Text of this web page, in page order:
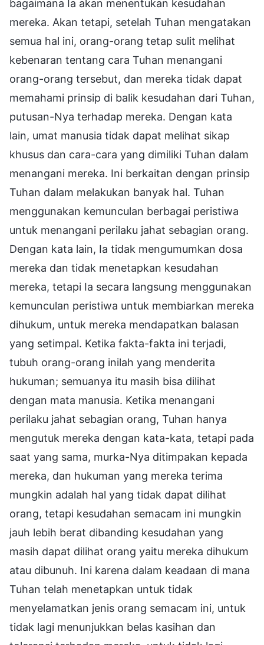
bagaimana Ia akan menentukan kesudahan
mereka. Akan tetapi, setelah Tuhan mengatakan
semua hal ini, orang-orang tetap sulit melihat
kebenaran tentang cara Tuhan menangani
orang-orang tersebut, dan mereka tidak dapat
memahami prinsip di balik kesudahan dari Tuhan,
putusan-Nya terhadap mereka. Dengan kata
lain, umat manusia tidak dapat melihat sikap
khusus dan cara-cara yang dimiliki Tuhan dalam
menangani mereka. Ini berkaitan dengan prinsip
Tuhan dalam melakukan banyak hal. Tuhan
menggunakan kemunculan berbagai peristiwa
untuk menangani perilaku jahat sebagian orang.
Dengan kata lain, Ia tidak mengumumkan dosa
mereka dan tidak menetapkan kesudahan
mereka, tetapi Ia secara langsung menggunakan
kemunculan peristiwa untuk membiarkan mereka
dihukum, untuk mereka mendapatkan balasan
yang setimpal. Ketika fakta-fakta ini terjadi,
tubuh orang-orang inilah yang menderita
hukuman; semuanya itu masih bisa dilihat
dengan mata manusia. Ketika menangani
perilaku jahat sebagian orang, Tuhan hanya
mengutuk mereka dengan kata-kata, tetapi pada
saat yang sama, murka-Nya ditimpakan kepada
mereka, dan hukuman yang mereka terima
mungkin adalah hal yang tidak dapat dilihat
orang, tetapi kesudahan semacam ini mungkin
jauh lebih berat dibanding kesudahan yang
masih dapat dilihat orang yaitu mereka dihukum
atau dibunuh. Ini karena dalam keadaan di mana
Tuhan telah menetapkan untuk tidak
menyelamatkan jenis orang semacam ini, untuk
tidak lagi menunjukkan belas kasihan dan